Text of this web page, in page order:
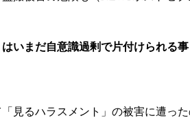
いまだ自意識過剰で片付けられる
見るハラスメント」の被害に遭った